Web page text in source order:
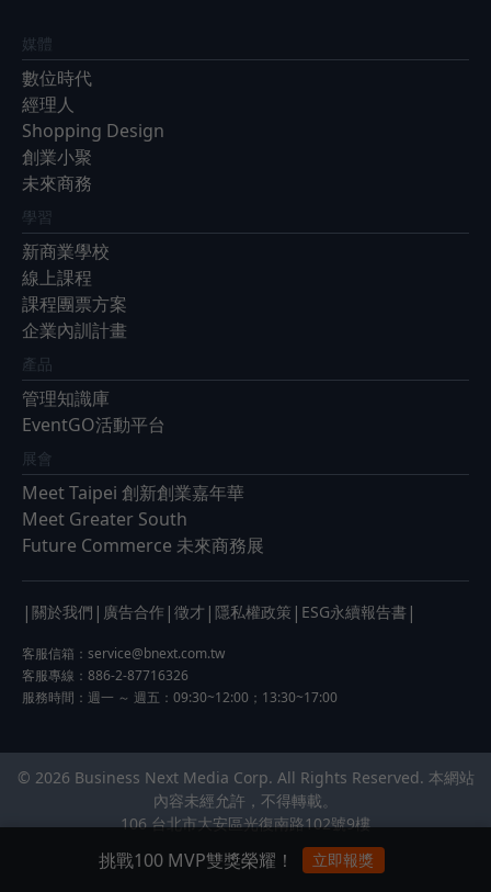
媒體
數位時代
經理人
Shopping Design
創業小聚
未來商務
學習
新商業學校
線上課程
課程團票方案
企業內訓計畫
產品
管理知識庫
EventGO活動平台
展會
Meet Taipei 創新創業嘉年華
Meet Greater South
Future Commerce 未來商務展
| 關於我們 | 廣告合作 | 徵才 | 隱私權政策 | ESG永續報告書 |
客服信箱： service@bnext.com.tw
客服專線：886-2-87716326
服務時間：週一 ～ 週五：09:30~12:00；13:30~17:00
© 2026 Business Next Media Corp. All Rights Reserved. 本網站
內容未經允許，不得轉載。
106 台北市大安區光復南路102號9樓
挑戰100 MVP雙獎榮耀！ 立即報獎